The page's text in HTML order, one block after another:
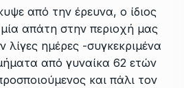
από την έρευνα, ο ίδιος
απάτη στην περιοχή μας
ημέρες -συγκεκριμένα
από γυναίκα 62 ετών
και πάλι τον